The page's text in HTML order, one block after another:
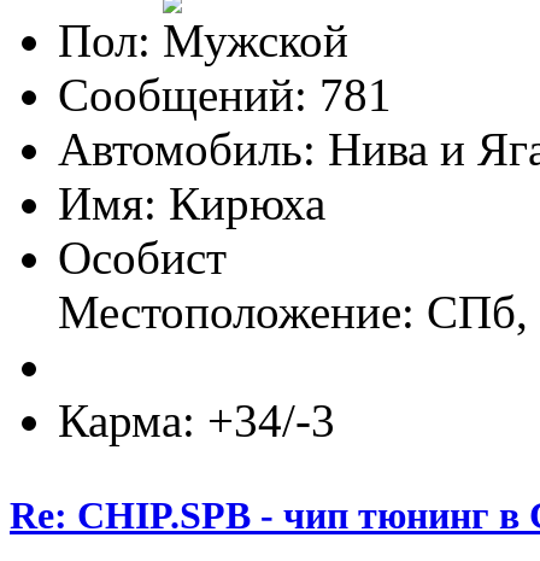
Пол:
Сообщений: 781
Автомобиль: Нива и
Имя: Кирюха
Особист
Местоположение:
Карма: +34/-3
Re: CHIP.SPB - чип тюнинг в